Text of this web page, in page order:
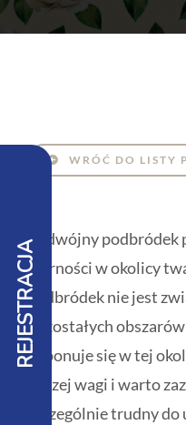
WRÓĆ DO LISTY
Podwójny podbródek
jędrności w okolicy
podbródek nie jest
pozostałych
deponuje się w tej
naszej wagi i warto
szczególnie trudny
REJESTRACJA